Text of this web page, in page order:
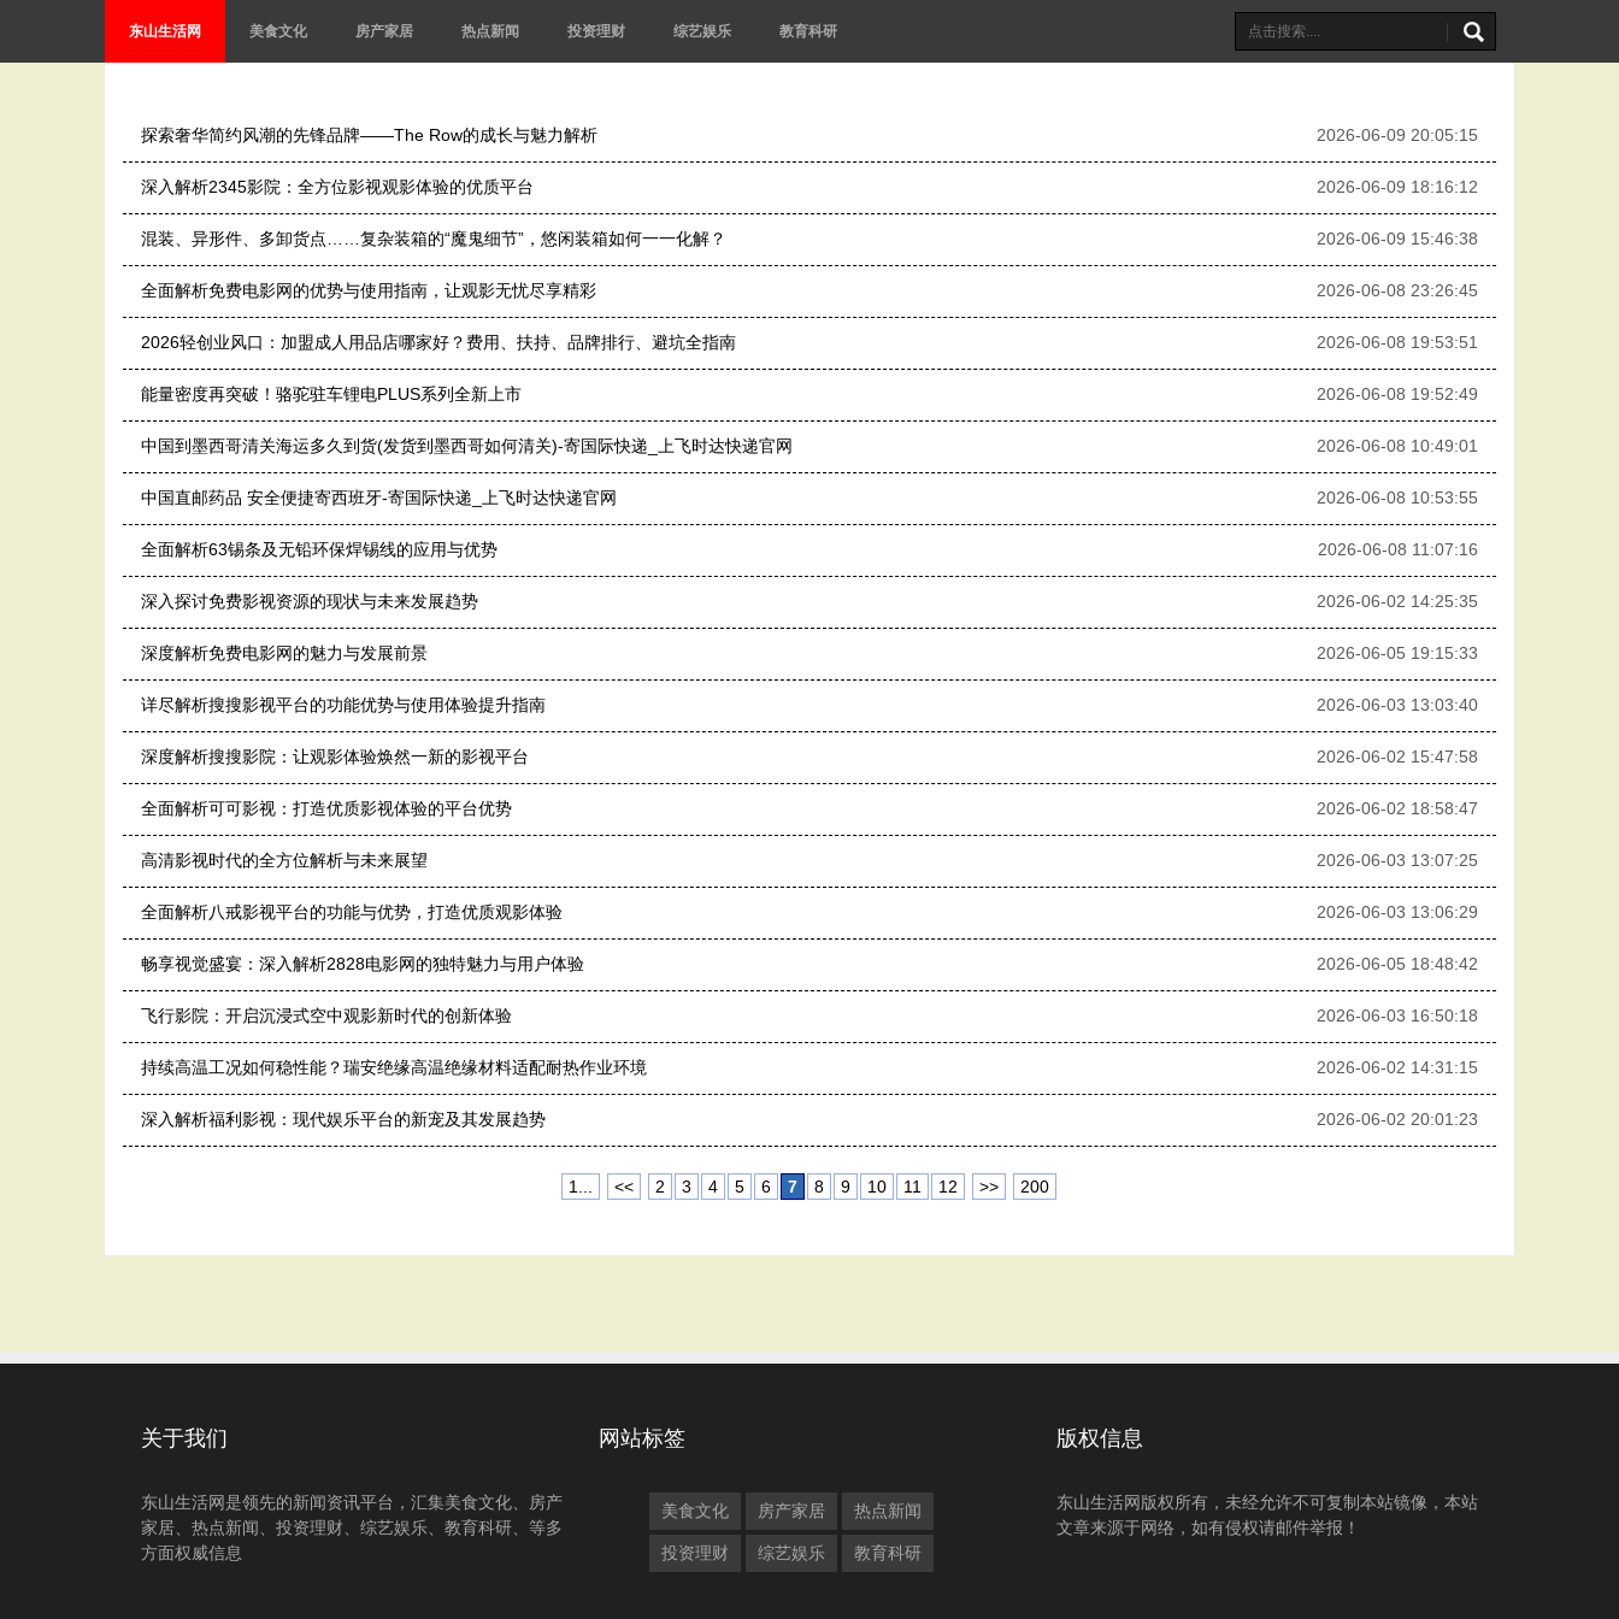
东山生活网 美食文化 房产家居 热点新闻 投资理财 综艺娱乐 教育科研
探索奢华简约风潮的先锋品牌——The Row的成长与魅力解析 2026-06-09 20:05:15
深入解析2345影院：全方位影视观影体验的优质平台 2026-06-09 18:16:12
混装、异形件、多卸货点……复杂装箱的“魔鬼细节”，悠闲装箱如何一一化解？ 2026-06-09 15:46:38
全面解析免费电影网的优势与使用指南，让观影无忧尽享精彩 2026-06-08 23:26:45
2026轻创业风口：加盟成人用品店哪家好？费用、扶持、品牌排行、避坑全指南 2026-06-08 19:53:51
能量密度再突破！骆驼驻车锂电PLUS系列全新上市 2026-06-08 19:52:49
中国到墨西哥清关海运多久到货(发货到墨西哥如何清关)-寄国际快递_上飞时达快递官网 2026-06-08 10:49:01
中国直邮药品 安全便捷寄西班牙-寄国际快递_上飞时达快递官网 2026-06-08 10:53:55
全面解析63锡条及无铅环保焊锡线的应用与优势 2026-06-08 11:07:16
深入探讨免费影视资源的现状与未来发展趋势 2026-06-02 14:25:35
深度解析免费电影网的魅力与发展前景 2026-06-05 19:15:33
详尽解析搜搜影视平台的功能优势与使用体验提升指南 2026-06-03 13:03:40
深度解析搜搜影院：让观影体验焕然一新的影视平台 2026-06-02 15:47:58
全面解析可可影视：打造优质影视体验的平台优势 2026-06-02 18:58:47
高清影视时代的全方位解析与未来展望 2026-06-03 13:07:25
全面解析八戒影视平台的功能与优势，打造优质观影体验 2026-06-03 13:06:29
畅享视觉盛宴：深入解析2828电影网的独特魅力与用户体验 2026-06-05 18:48:42
飞行影院：开启沉浸式空中观影新时代的创新体验 2026-06-03 16:50:18
持续高温工况如何稳性能？瑞安绝缘高温绝缘材料适配耐热作业环境 2026-06-02 14:31:15
深入解析福利影视：现代娱乐平台的新宠及其发展趋势 2026-06-02 20:01:23
1... << 2 3 4 5 6 7 8 9 10 11 12 >> 200
关于我们
东山生活网是领先的新闻资讯平台，汇集美食文化、房产
家居、热点新闻、投资理财、综艺娱乐、教育科研、等多
方面权威信息
网站标签
美食文化 房产家居 热点新闻
投资理财 综艺娱乐 教育科研
版权信息
东山生活网版权所有，未经允许不可复制本站镜像，本站
文章来源于网络，如有侵权请邮件举报！